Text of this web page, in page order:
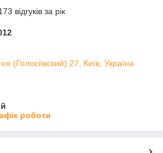
відгуків за рік
(Голосіївский) 27, Київ, Україна
роботи